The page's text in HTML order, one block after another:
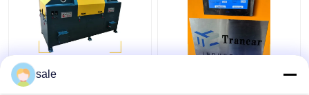
ইস্পাত ধাতব তারের 2m/S
পলিশিং মেশিন রডস স্যান্ডিং
sale